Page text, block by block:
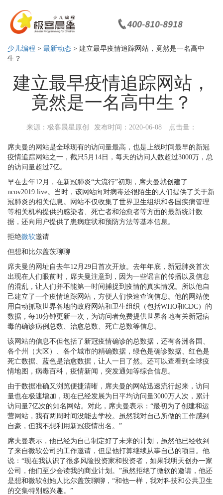
少儿编程 > 最新动态 > 建立最早疫情追踪网站，竟然是一名高中
生？
建立最早疫情追踪网站，
竟然是一名高中生？
来源：极客晨星原创 发布时间：2020-06-08 点击量：
席夫曼的网站是全球现有的访问量最高，也是上线时间最早的新冠
疫情追踪网站之一，截只5月14日，每天的访问人数超过3000万，总
的访问量超过7亿。
早在去年12月，在新冠肺炎“大流行”初期，席夫曼就创建了
ncov2019.live。当时，该网站向对病毒还很陌生的人们提供了关于新
冠肺炎的相关信息。网站不仅收集了世界卫生组织和各国疾病管理
等相关机构提供的感染者、死亡者和治愈者等方面的最新统计数
据，还向用户提供了患病症状和预防方法等基本信息。
拒绝微软邀请
但想和比尔盖茨聊聊
席夫曼的网址自去年12月29日首次开放。去年年底，新冠肺炎首次
出现在人们眼前时，席夫曼注意到，因为一些谣言的传播以及信息
的混乱，让人们并不能第一时间捕捉到疫情的真实情况。所以他自
己建立了一个疫情追踪网站，方便人们快速查询信息。他的网站使
用自动抓取世界各地的政府网站和卫生组织（包括WHO和CDC）的
数据，每10分钟更新一次，为访问者免费提供世界各地有关新冠病
毒的确诊病例总数、治愈总数、死亡总数等信息。
该网站的信息不但包括了新冠疫情确诊的总数据，还有各洲各国、
各个州（大区）、各个城市的精确数据，绿色是确诊数据、红色是
死亡数据、蓝色是治愈数据，让人一目了然。还可以查看到全球疫
情地图，病毒百科，疫情新闻，突发通知等综合信息。
由于数据准确又浏览便捷清晰，席夫曼的网站迅速流行起来，访问
量也在极速增加，现在已经发展为日平均访问量3000万人次，累计
访问量7亿次的知名网站。对此，席夫曼表示：“最初为了创建和运
营网站，我有两周时间没能去学校。虽然我对自己所做的工作感到
自豪，但我不想利用新冠疫情出名。”
席夫曼表示，他已经为自己制定好了未来的计划，虽然他已经收到
了来自微软公司的工作邀请，但是他打算继续从事自己的项目。他
说：“现在我认识了很多风险投资家和投资者，如果我明天创办一家
公司，他们至少会读我的商业计划。”虽然拒绝了微软的邀请，他还
是想和微软创始人比尔盖茨聊聊，“和他一样，我对科技和公共卫生
的交集特别感兴趣。”